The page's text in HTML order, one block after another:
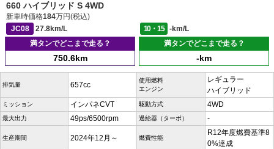
660 ハイブリッド S 4WD
新車時価格184万円(税込)
JC08
27.8km/L 10・15
-km/L
満タンでどこまで走る？
750.6km
満タンでどこまで走る？
-km
排気量 657cc
使用燃料
エンジン
レギュラー
ハイブリッド
ミッション インパネCVT 駆動方式 4WD
最大出力 49ps/6500rpm 過給器（ターボ） -
生産期間 2024年12月～ 燃費性能
R12年度燃費基準8
0%達成